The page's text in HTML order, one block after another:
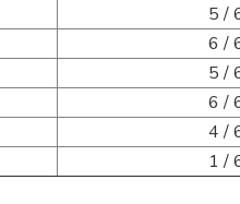
5 /
6 /
5 /
6 /
4 /
1 /